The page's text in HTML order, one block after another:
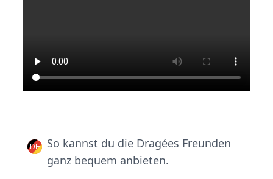
So kannst du die Dragées Freunden
ganz bequem anbieten.